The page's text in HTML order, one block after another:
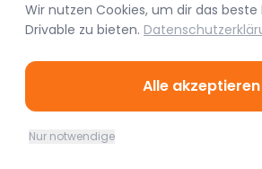
Wir nutzen Cookies, um dir das beste
Drivable zu bieten.
Alle akzeptieren
Nur notwendige